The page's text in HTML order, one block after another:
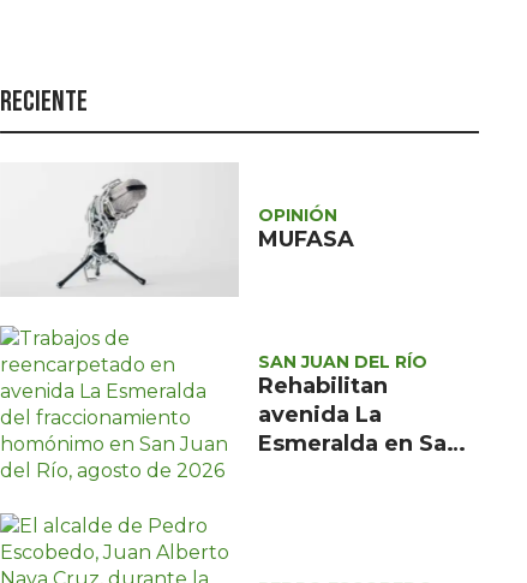
Política
Asuntos Sociales
Reciente
OPINIÓN
MUFASA
SAN JUAN DEL RÍO
Rehabilitan
avenida La
Esmeralda en San